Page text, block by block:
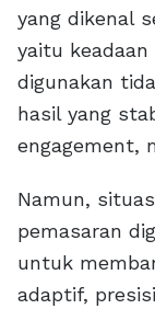
yang dikenal
yaitu
digunakan
hasil yang
engagement,
Namun,
pemasaran
untuk
adaptif,